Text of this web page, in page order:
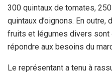
300 quintaux de tomates,
quintaux d’oignons. En
fruits et légumes divers
répondre aux besoins du
Le représentant a tenu à